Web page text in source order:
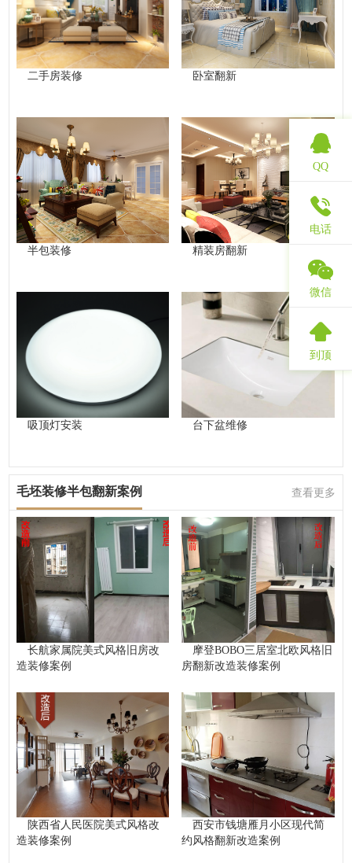
二手房装修 卧室翻新
半包装修 精装房翻新
吸顶灯安装 台下盆维修
毛坯装修半包翻新案例 查看更多
长航家属院美式风格旧房改
造装修案例
摩登BOBO三居室北欧风格旧
房翻新改造装修案例
陕西省人民医院美式风格改
造装修案例
西安市钱塘雁月小区现代简
约风格翻新改造案例
QQ
电话
微信
到顶